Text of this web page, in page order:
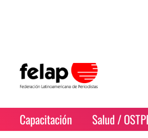
Capacitación Salud /